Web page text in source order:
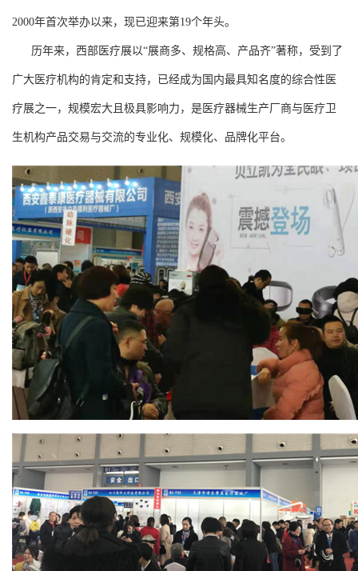
2000年首次举办以来，现已迎来第19个年头。
历年来，西部医疗展以“展商多、规格高、产品齐”著称，受到了
广大医疗机构的肯定和支持，已经成为国内最具知名度的综合性医
疗展之一，规模宏大且极具影响力，是医疗器械生产厂商与医疗卫
生机构产品交易与交流的专业化、规模化、品牌化平台。